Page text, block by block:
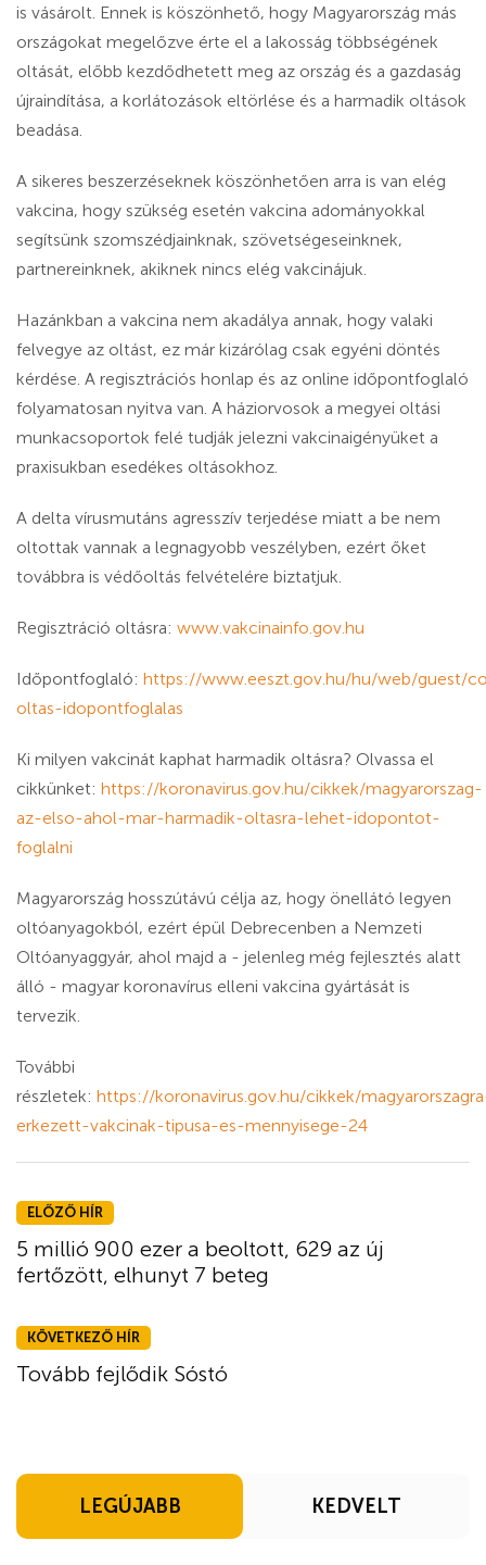
is vásárolt. Ennek is köszönhető, hogy Magyarország más
országokat megelőzve érte el a lakosság többségének
oltását, előbb kezdődhetett meg az ország és a gazdaság
újraindítása, a korlátozások eltörlése és a harmadik oltások
beadása.
A sikeres beszerzéseknek köszönhetően arra is van elég
vakcina, hogy szükség esetén vakcina adományokkal
segítsünk szomszédjainknak, szövetségeseinknek,
partnereinknek, akiknek nincs elég vakcinájuk.
Hazánkban a vakcina nem akadálya annak, hogy valaki
felvegye az oltást, ez már kizárólag csak egyéni döntés
kérdése. A regisztrációs honlap és az online időpontfoglaló
folyamatosan nyitva van. A háziorvosok a megyei oltási
munkacsoportok felé tudják jelezni vakcinaigényüket a
praxisukban esedékes oltásokhoz.
A delta vírusmutáns agresszív terjedése miatt a be nem
oltottak vannak a legnagyobb veszélyben, ezért őket
továbbra is védőoltás felvételére biztatjuk.
Regisztráció oltásra: www.vakcinainfo.gov.hu
Időpontfoglaló: https://www.eeszt.gov.hu/hu/web/guest/
oltas-idopontfoglalas
Ki milyen vakcinát kaphat harmadik oltásra? Olvassa el
cikkünket: https://koronavirus.gov.hu/cikkek/magyarorszag-
az-elso-ahol-mar-harmadik-oltasra-lehet-idopontot-
foglalni
Magyarország hosszútávú célja az, hogy önellátó legyen
oltóanyagokból, ezért épül Debrecenben a Nemzeti
Oltóanyaggyár, ahol majd a - jelenleg még fejlesztés alatt
álló - magyar koronavírus elleni vakcina gyártását is
tervezik.
További
részletek: https://koronavirus.gov.hu/cikkek/
erkezett-vakcinak-tipusa-es-mennyisege-24
ELŐZŐ HÍR
5 millió 900 ezer a beoltott, 629 az új
fertőzött, elhunyt 7 beteg
KÖVETKEZŐ HÍR
Tovább fejlődik Sóstó
LEGÚJABB KEDVELT